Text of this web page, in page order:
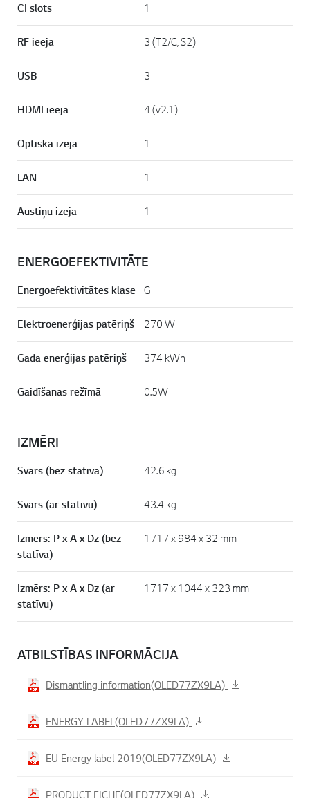
CI slots 1
RF ieeja 3 (T2/C, S2)
USB 3
HDMI ieeja 4 (v2.1)
Optiskā izeja 1
LAN 1
Austiņu izeja 1
ENERGOEFEKTIVITĀTE
Energoefektivitātes klase G
Elektroenerģijas patēriņš 270 W
Gada enerģijas patēriņš 374 kWh
Gaidīšanas režīmā 0.5W
IZMĒRI
Svars (bez statīva) 42.6 kg
Svars (ar statīvu) 43.4 kg
Izmērs: P x A x Dz (bez
statīva)
1717 x 984 x 32 mm
Izmērs: P x A x Dz (ar
statīvu)
1717 x 1044 x 323 mm
ATBILSTĪBAS INFORMĀCIJA
Dismantling information(OLED77ZX9LA)
ENERGY LABEL(OLED77ZX9LA)
EU Energy label 2019(OLED77ZX9LA)
PRODUCT FICHE(OLED77ZX9LA)